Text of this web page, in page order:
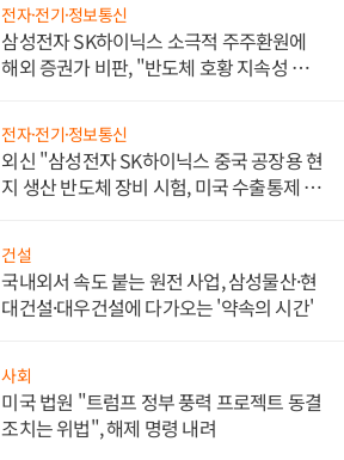
전자·전기·정보통신
삼성전자 SK하이닉스 소극적 주주환원에
해외 증권가 비판, "반도체 호황 지속성 의
전자·전기·정보통신
외신 "삼성전자 SK하이닉스 중국 공장용 현
지 생산 반도체 장비 시험, 미국 수출통제 대
건설
국내외서 속도 붙는 원전 사업, 삼성물산·현
대건설·대우건설에 다가오는 '약속의 시간'
사회
미국 법원 "트럼프 정부 풍력 프로젝트 동결
조치는 위법", 해제 명령 내려